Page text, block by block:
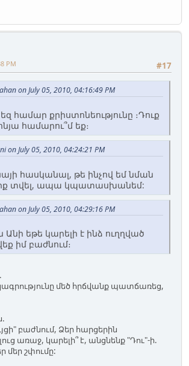
#17
PM
on July 05, 2010, 04:16:49 PM
համար քրիստոնեությունը ։Դուք
համարու՞մ եք։
on July 05, 2010, 04:24:21 PM
հասկանալ, թե ինչով եմ նման
տվել, ապա կպատասխանեմ:
on July 05, 2010, 04:29:16 PM
եթե կարելի է ինձ ուղղված
իմ բաժնում։
մեծ հրճվանք պատճառեց,
բաժնում, Ձեր հարցերին
առաջ, կարելի՞ է, անցնենք "Դու"-ի.
մեր շփումը: